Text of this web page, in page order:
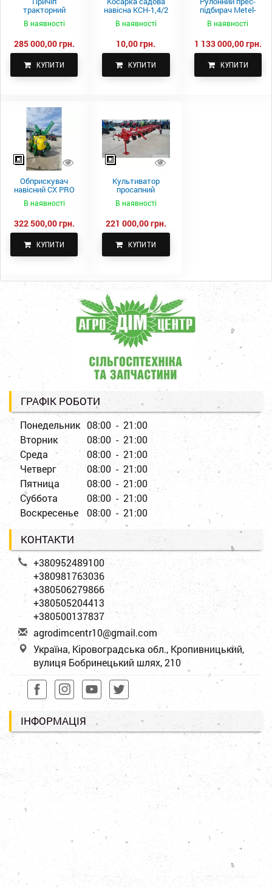
тракторний
самоскидний
Spike 2 ПТС-4
В наявності
285 000,00 грн.
КУПИТИ
навісна КСН-1,4/2
В наявності
10,00 грн.
КУПИТИ
підбирач Metel-
Fach Z 587
В наявності
1 133 000,00 грн.
КУПИТИ
Обприскувач
навісний CX PRO
В наявності
322 500,00 грн.
КУПИТИ
Культиватор
просапний
КПН-5,6-05
В наявності
221 000,00 грн.
КУПИТИ
ГРАФІК РОБОТИ
Понедельник 08:00 - 21:00
Вторник
08:00 - 21:00
Среда
08:00 - 21:00
Четверг
08:00 - 21:00
Пятница
08:00 - 21:00
Суббота
08:00 - 21:00
Воскресенье
08:00 - 21:00
КОНТАКТИ
+380952489100
+380981763036
+380506279866
+380505204413
+380500137837
agrodimcentr10@gmail.com
Україна, Кіровоградська обл., Кропивницький,
вулиця Бобринецький шлях, 210
ІНФОРМАЦІЯ